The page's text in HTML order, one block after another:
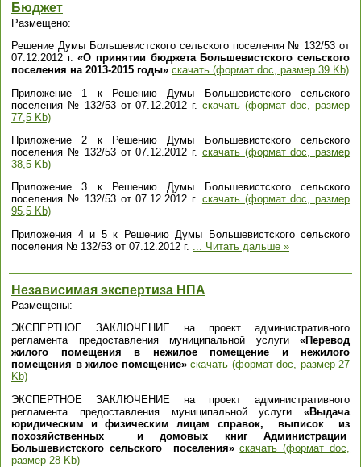
Бюджет
Размещено:
Решение Думы Большевистского сельского поселения № 132/53 от
07.12.2012 г.«О принятии бюджета Большевистского сельского
поселения на 2013-2015 годы» скачать (формат doc, размер 39 Kb)
Приложение 1 к Решению Думы Большевистского сельского
поселения № 132/53 от 07.12.2012 г. скачать (формат doc, размер
77,5 Kb)
Приложение 2 к Решению Думы Большевистского сельского
поселения № 132/53 от 07.12.2012 г. скачать (формат doc, размер
38,5 Kb)
Приложение 3 к Решению Думы Большевистского сельского
поселения № 132/53 от 07.12.2012 г. скачать (формат doc, размер
95,5 Kb)
Приложения 4 и 5 к Решению Думы Большевистского сельского
поселения № 132/53 от 07.12.2012 г.
Читать дальше »
Независимая экспертиза НПА
Размещены:
ЭКСПЕРТНОЕ ЗАКЛЮЧЕНИЕ на проект административного
регламента предоставления муниципальной услуги «Перевод
жилого помещения в нежилое помещение и нежилого
помещения в жилое помещение» скачать (формат doc, размер 27
Kb)
ЭКСПЕРТНОЕ ЗАКЛЮЧЕНИЕ на проект административного
регламента предоставления муниципальной услуги «Выдача
юридическим и физическим лицам справок, выписок из
похозяйственных и домовых книг Администрации
Большевистского сельского поселения» скачать (формат doc,
размер 28 Kb)